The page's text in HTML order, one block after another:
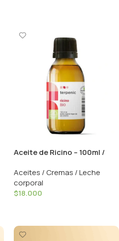
Aceite de Ricino – 100ml /
Aceites / Cremas / Leche
corporal
$18.000